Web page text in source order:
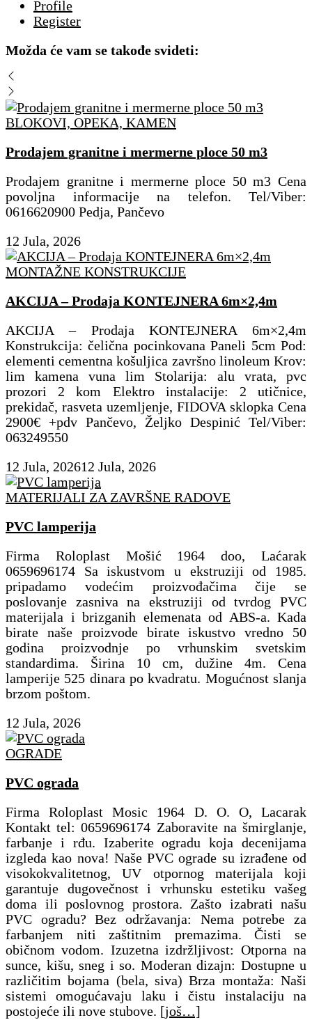
Profile
Register
Možda će vam se takođe svideti:
BLOKOVI, OPEKA, KAMEN
Prodajem granitne i mermerne ploce 50 m3
Prodajem granitne i mermerne ploce 50 m3 Cena
povoljna informacije na telefon. Tel/Viber:
0616620900 Pedja, Pančevo
12 Jula, 2026
MONTAŽNE KONSTRUKCIJE
AKCIJA – Prodaja KONTEJNERA 6m×2,4m
AKCIJA – Prodaja KONTEJNERA 6m×2,4m
Konstrukcija: čelična pocinkovana Paneli 5cm Pod:
elementi cementna košuljica završno linoleum Krov:
lim kamena vuna lim Stolarija: alu vrata, pvc
prozori 2 kom Elektro instalacije: 2 utičnice,
prekidač, rasveta uzemljenje, FIDOVA sklopka Cena
2900€ +pdv Pančevo, Željko Despinić Tel/Viber:
063249550
12 Jula, 202612 Jula, 2026
MATERIJALI ZA ZAVRŠNE RADOVE
PVC lamperija
Firma Roloplast Mošić 1964 doo, Laćarak
0659696174 Sa iskustvom u ekstruziji od 1985.
pripadamo vodećim proizvođačima čije se
poslovanje zasniva na ekstruziji od tvrdog PVC
materijala i brizganih elemenata od ABS-a. Kada
birate naše proizvode birate iskustvo vredno 50
godina proizvodnje po vrhunskim svetskim
standardima. Širina 10 cm, dužine 4m. Cena
lamperije 525 dinara po kvadratu. Mogućnost slanja
brzom poštom.
12 Jula, 2026
OGRADE
PVC ograda
Firma Roloplast Mosic 1964 D. O. O, Lacarak
Kontakt tel: 0659696174 Zaboravite na šmirglanje,
farbanje i rđu. Izaberite ogradu koja decenijama
izgleda kao nova! ​Naše PVC ograde su izrađene od
visokokvalitetnog, UV otpornog materijala koji
garantuje dugovečnost i vrhunsku estetiku vašeg
doma ili poslovnog prostora. Zašto izabrati našu
PVC ogradu? ​Bez održavanja: Nema potrebe za
farbanjem niti zaštitnim premazima. Čisti se
običnom vodom. ​Izuzetna izdržljivost: Otporna na
sunce, kišu, sneg i so. ​Moderan dizajn: Dostupne u
različitim bojama (bela, siva) ​Brza montaža: Naši
sistemi omogućavaju laku i čistu instalaciju na
postojeće ili nove stubove. [još…]